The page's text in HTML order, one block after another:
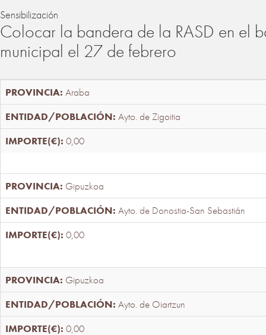
Sensibilización
Colocar la bandera de la RASD en el
municipal el 27 de febrero
Araba
Ayto. de Zigoitia
0,00
Gipuzkoa
Ayto. de Donostia-San Sebastián
0,00
Gipuzkoa
Ayto. de Oiartzun
0,00